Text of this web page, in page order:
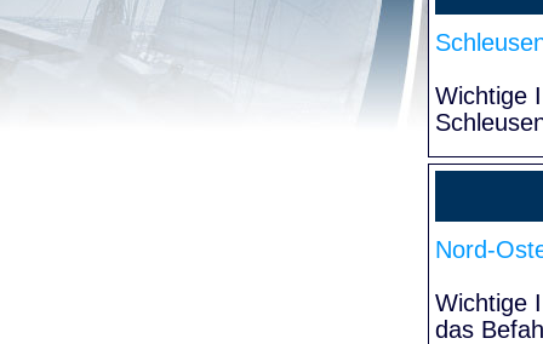
Wichtige
Nord-
Wichtige
das